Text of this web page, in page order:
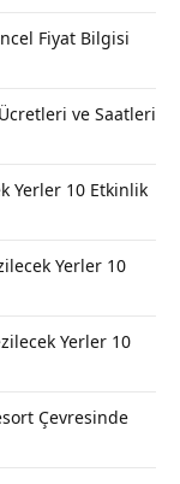
Fiyat Bilgisi
ve Saatleri
Yerler 10 Etkinlik
Yerler 10
Yerler 10
Çevresinde